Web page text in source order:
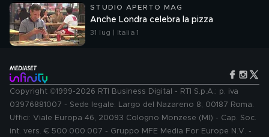
STUDIO APERTO MAG
Anche Londra celebra la pizza
31 lug | Italia 1
Copyright ©1999-2026 RTI Business Digital - RTI S.p.A.: p. iva
03976881007 - Sede legale: Largo del Nazareno 8, 00187 Roma.
Uffici: Viale Europa 46, 20093 Cologno Monzese (MI) - Cap. Soc.
int. vers. € 500.000.007 - Gruppo MFE Media For Europe N.V. -